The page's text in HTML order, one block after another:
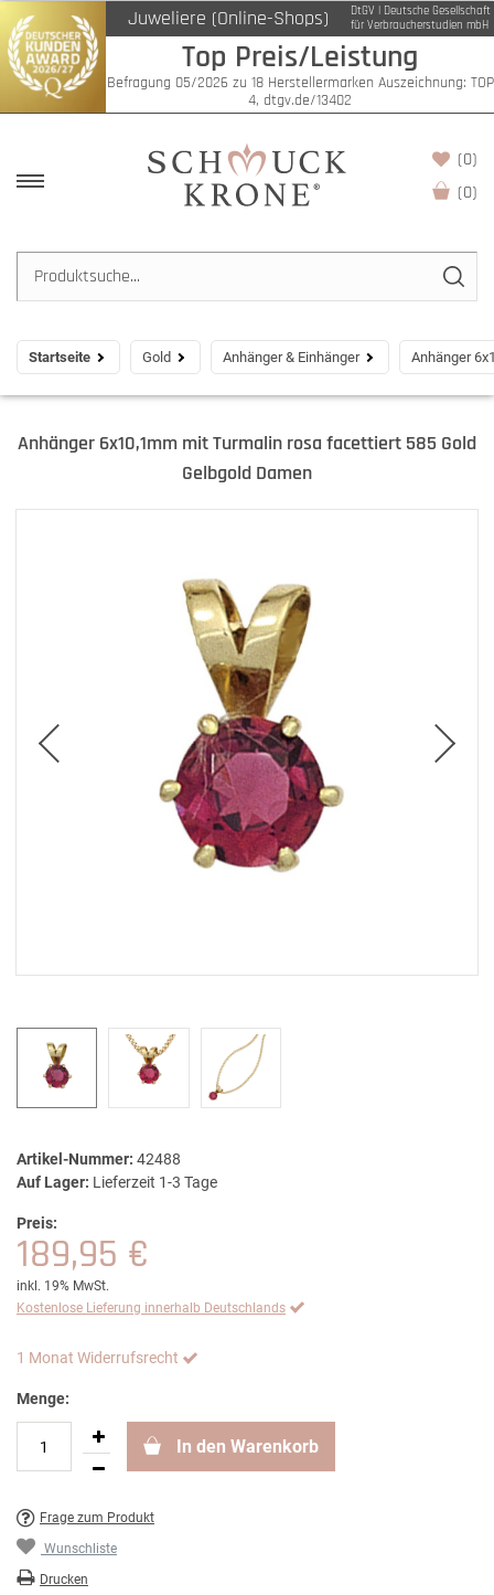
Juweliere (Online-Shops)
DtGV | Deutsche Gesellschaft
für Verbraucherstudien mbH
Top Preis/Leistung
Befragung 05/2026 zu 18 Herstellermarken Auszeichnung: TOP
4, dtgv.de/13402
(0)
(0)
Startseite Gold Anhänger & Einhänger Anhänger
Anhänger 6x10,1mm mit Turmalin rosa facettiert 585 Gold
Gelbgold Damen
Artikel-Nummer: 42488
Auf Lager: Lieferzeit 1-3 Tage
Preis:
189,95 €
inkl. 19% MwSt.
Kostenlose Lieferung innerhalb Deutschlands
1 Monat Widerrufsrecht
Menge:
In den Warenkorb
Frage zum Produkt
Wunschliste
Drucken